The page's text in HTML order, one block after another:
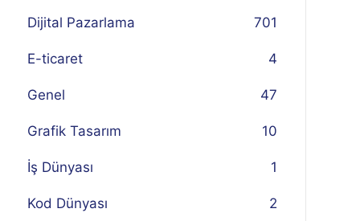
Dijital Pazarlama 701
E-ticaret 4
Genel 47
Grafik Tasarım 10
İş Dünyası 1
Kod Dünyası 2